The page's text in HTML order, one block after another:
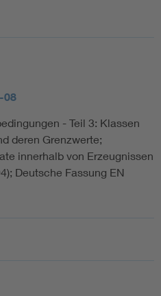
08
- Teil 3: Klassen
deren Grenzwerte;
innerhalb von Erzeugnissen
Deutsche Fassung EN